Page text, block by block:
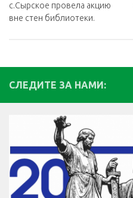
с.Сырское провела акцию
вне стен библиотеки.
СЛЕДИТЕ ЗА НАМИ: